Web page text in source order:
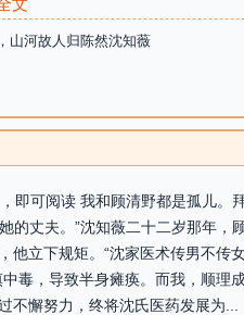
文
山河故人归陈然沈知薇
可阅读 我和顾清野都是孤儿。
的丈夫。”沈知薇二十二岁那年，
下规矩。“沈家医术传男不传女
毒，导致半身瘫痪。而我，顺理
懈努力，终将沈氏医药发展为...